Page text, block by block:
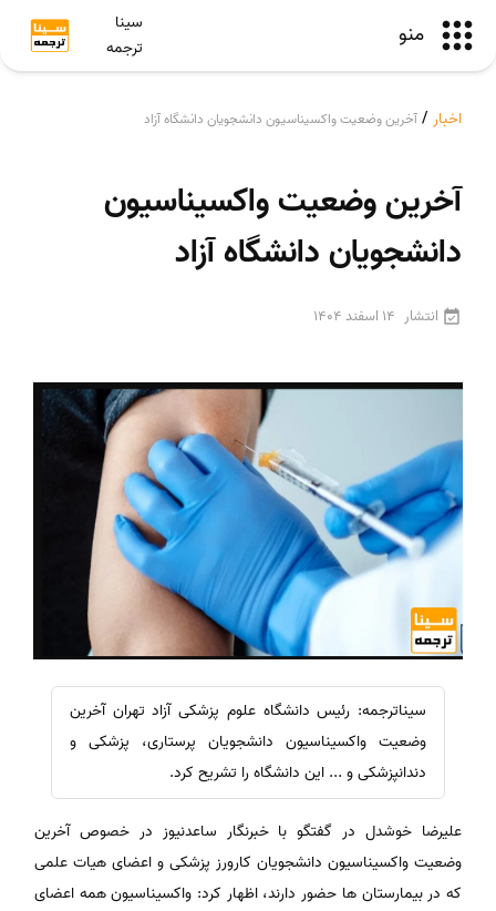
منو
سینا
ترجمه
اخبار / آخرین وضعیت واکسیناسیون دانشجویان دانشگاه آزاد
آخرین وضعیت واکسیناسیون
دانشجویان دانشگاه آزاد
انتشار 14 اسفند 1404
سیناترجمه: رئیس دانشگاه علوم پزشکی آزاد تهران آخرین
وضعیت واکسیناسیون دانشجویان پرستاری، پزشکی و
دندانپزشکی و ... این دانشگاه را تشریح کرد.
علیرضا خوشدل در گفتگو با خبرنگار ساعدنیوز در خصوص آخرین
وضعیت واکسیناسیون دانشجویان کارورز پزشکی و اعضای هیات علمی
که در بیمارستان ها حضور دارند، اظهار کرد: واکسیناسیون همه اعضای